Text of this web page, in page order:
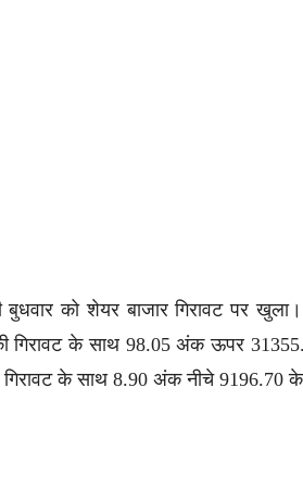
बुधवार को शेयर बाजार गिरावट पर
के साथ 98.05 अंक ऊपर
गिरावट के साथ 8.90 अंक नीचे 9196.70